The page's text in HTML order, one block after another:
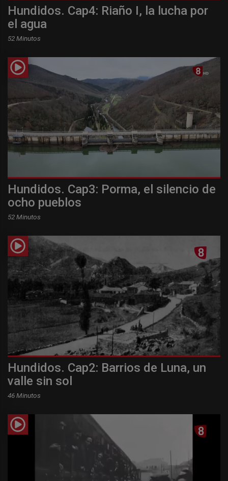
Hundidos. Cap4: Riaño I, la lucha por
el agua
52 Minutos
Hundidos. Cap3: Porma, el silencio de
ocho pueblos
52 Minutos
Hundidos. Cap2: Barrios de Luna, un
valle sin sol
46 Minutos